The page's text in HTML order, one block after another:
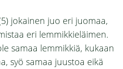
jokainen juo eri juomaa,
eri lemmikkieläimen.
samaa lemmikkiä, kukaan
syö samaa juustoa eikä